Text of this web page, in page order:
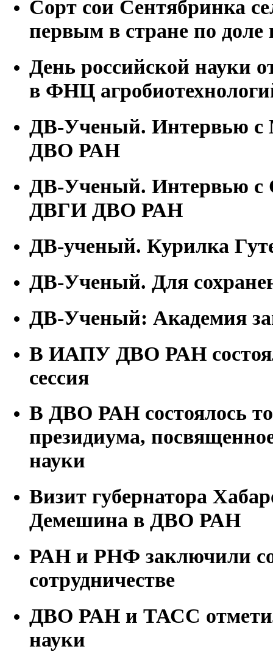
Сорт сои Сентябринка
первым в стране по доле
День российской науки
в ФНЦ
ДВ-Ученый. Интервью с
ДВО РАН
ДВ-Ученый. Интервью с
ДВГИ ДВО РАН
ДВ-ученый. Курилка
ДВ-Ученый. Для
ДВ-Ученый: Академия
В ИАПУ ДВО РАН
сессия
В ДВО РАН состоялось
президиума,
науки
Визит губернатора
Демешина в ДВО РАН
РАН и РНФ заключили
сотрудничестве
ДВО РАН и ТАСС
науки